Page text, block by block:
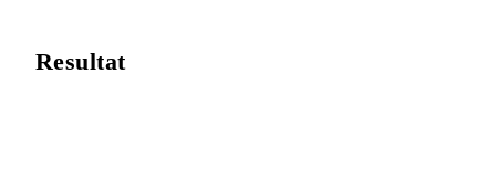
Resultat